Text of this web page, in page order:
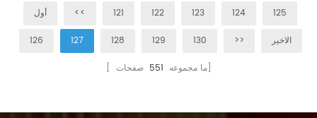
أول << 121 122 123 124 125
126 127 128 129 130 >> الاخير
[ ما مجموعه 551 صفحات]